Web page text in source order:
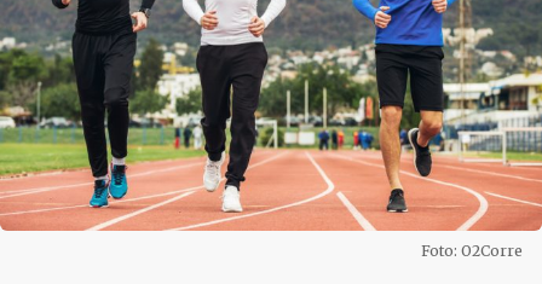
Foto: O2Corre